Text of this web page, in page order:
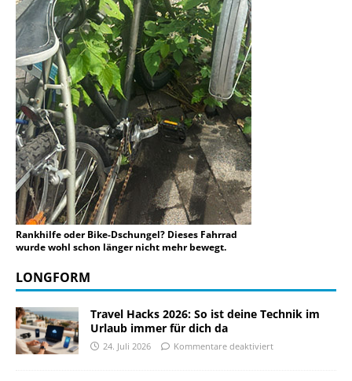
Rankhilfe oder Bike-Dschungel? Dieses Fahrrad
wurde wohl schon länger nicht mehr bewegt.
LONGFORM
Travel Hacks 2026: So ist deine Technik im
Urlaub immer für dich da
24. Juli 2026 Kommentare deaktiviert